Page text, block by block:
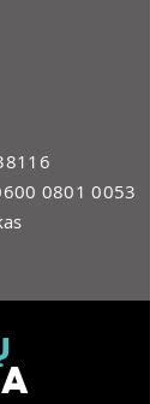
0801 0053
A